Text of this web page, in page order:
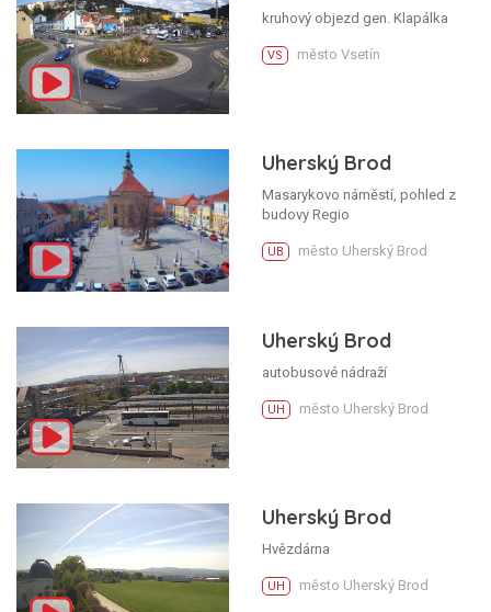
kruhový objezd gen. Klapálka
VS město Vsetín
Uherský Brod
Masarykovo náměstí, pohled z
budovy Regio
UB město Uherský Brod
Uherský Brod
autobusové nádraží
UH město Uherský Brod
Uherský Brod
Hvězdárna
UH město Uherský Brod